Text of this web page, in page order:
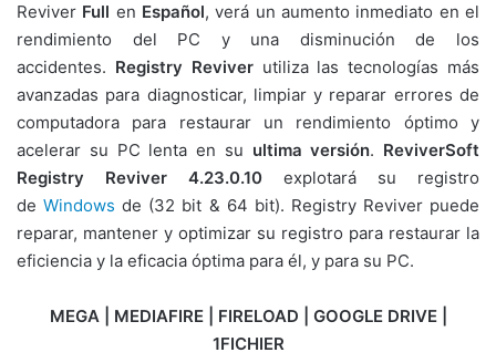
Reviver Full en Español, verá un aumento inmediato en el
rendimiento del PC y una disminución de los
accidentes. Registry Reviverutiliza las tecnologías más
avanzadas para diagnosticar, limpiar y reparar errores de
computadora para restaurar un rendimiento óptimo y
acelerar su PC lenta en su ultima versión. ReviverSoft
Registry Reviver 4.23.0.10 explotará su registro
deWindows de (32 bit & 64 bit). Registry Reviver puede
reparar, mantener y optimizar su registro para restaurar la
eficiencia y la eficacia óptima para él, y para su PC.
MEGA | MEDIAFIRE | FIRELOAD | GOOGLE DRIVE |
1FICHIER